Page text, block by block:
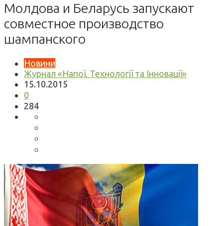
Молдова и Беларусь запускают
совместное производство
шампанского
Новини
Журнал «Напої. Технології та Інновації»
15.10.2015
0
284